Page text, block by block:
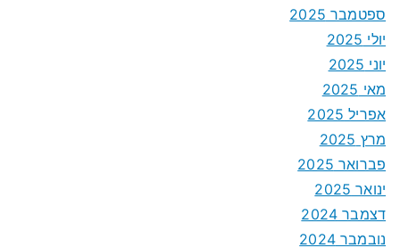
ספטמבר 2025
יולי 2025
יוני 2025
מאי 2025
אפריל 2025
מרץ 2025
פברואר 2025
ינואר 2025
דצמבר 2024
נובמבר 2024